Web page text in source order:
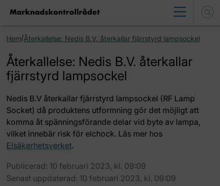
Hem/Återkallelse: Nedis B.V. återkallar fjärrstyrd lampsockel
Återkallelse: Nedis B.V. återkallar
fjärrstyrd lampsockel
Nedis B.V återkallar fjärrstyrd lampsockel (RF Lamp
Socket) då produktens utformning gör det möjligt att
komma åt spänningsförande delar vid byte av lampa,
vilket innebär risk för elchock. Läs mer hos
Elsäkerhetsverket.
Publicerad: 10 februari 2023, kl. 09:09
Senast uppdaterad: 10 februari 2023, kl. 09:09